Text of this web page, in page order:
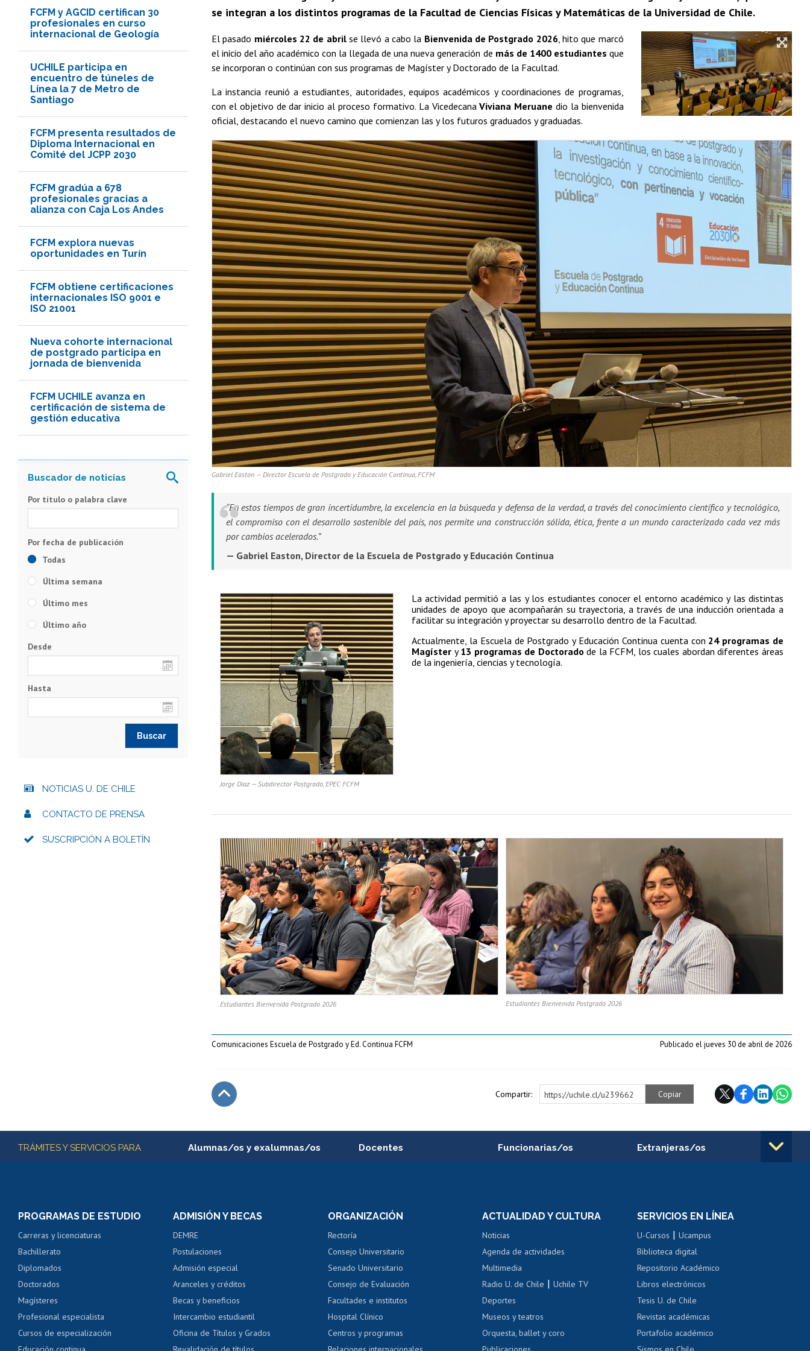
FCFM y AGCID certifican 30
profesionales en curso
internacional de Geología
UCHILE participa en
encuentro de túneles de
Línea la 7 de Metro de
Santiago
FCFM presenta resultados de
Diploma Internacional en
Comité del JCPP 2030
FCFM gradúa a 678
profesionales gracias a
alianza con Caja Los Andes
FCFM explora nuevas
oportunidades en Turín
FCFM obtiene certificaciones
internacionales ISO 9001 e
ISO 21001
Nueva cohorte internacional
de postgrado participa en
jornada de bienvenida
FCFM UCHILE avanza en
certificación de sistema de
gestión educativa
se integran a los distintos programas de la Facultad de Ciencias Físicas y Matemáticas de la Universidad de Chile.
El pasado miércoles 22 de abrilse llevó a cabo la Bienvenida de Postgrado 2026, hito que marcó
el inicio del año académico con la llegada de una nueva generación de más de 1400 estudiantes que
se incorporan o continúan con sus programas de Magíster y Doctorado de la Facultad.
La instancia reunió a estudiantes, autoridades, equipos académicos y coordinaciones de programas,
con el objetivo de dar inicio al proceso formativo. La VicedecanaViviana Meruane dio la bienvenida
oficial, destacando el nuevo camino que comienzan las y los futuros graduados y graduadas.
Gabriel Easton — Director Escuela de Postgrado y Educación Continua, FCFM
“En estos tiempos de gran incertidumbre, la excelencia en la búsqueda y defensa de la verdad, a través del conocimiento científico y tecnológico,
el compromiso con el desarrollo sostenible del país, nos permite una construcción sólida, ética, frente a un mundo caracterizado cada vez más
por cambios acelerados.”
— Gabriel Easton, Director de la Escuela de Postgrado y Educación Continua
Jorge Díaz — Subdirector Postgrado, EPEC FCFM
La actividad permitió a las y los estudiantes conocer el entorno académico y las distintas
unidades de apoyo que acompañarán su trayectoria, a través de una inducción orientada a
facilitar su integración y proyectar su desarrollo dentro de la Facultad.
Actualmente, la Escuela de Postgrado y Educación Continua cuenta con 24 programas de
Magíster y13 programas de Doctorado de la FCFM, los cuales abordan diferentes áreas
de la ingeniería, ciencias y tecnología.
Estudiantes Bienvenida Postgrado 2026 Estudiantes Bienvenida Postgrado 2026
Comunicaciones Escuela de Postgrado y Ed. Continua FCFM Publicado el jueves 30 de abril de 2026
Compartir: https://uchile.cl/u239662 Copiar
Por título o palabra clave
Todas
Última semana
Último mes
Último año
Desde
Hasta
NOTICIAS U. DE CHILE
CONTACTO DE PRENSA
SUSCRIPCIÓN A BOLETÍN
Más información
TRÁMITES Y SERVICIOS PARA Alumnas/os y exalumnas/os
Consulta y certificado de notas
Servicio médico y dental
Pago de arancel y crédito alumnos
Pago de arancel y crédito exalumnos
Certificado de títulos y grados
Docentes
Perfeccionamiento
Evaluación docente
Calificación académica
Postulación al AUCAI
Funcionarias/os
Portal de movilidad interna
Certificado de renta
Certificado de renta
Gestión de correo uchile
Extranjeras/os
Movilidad Estudiantil
Cursos de español
Acoso laboral, sexual y violencia
PROGRAMAS DE ESTUDIO
Carreras y licenciaturas
Bachillerato
Diplomados
Doctorados
Magísteres
Profesional especialista
Cursos de especialización
ADMISIÓN Y BECAS
DEMRE
Postulaciones
Admisión especial
Aranceles y créditos
Becas y beneficios
Intercambio estudiantil
Oficina de Títulos y Grados
ORGANIZACIÓN
Rectoría
Consejo Universitario
Senado Universitario
Consejo de Evaluación
Facultades e institutos
Hospital Clínico
Centros y programas
ACTUALIDAD Y CULTURA
Noticias
Agenda de actividades
Multimedia
Radio U. de Chile |Uchile TV
Deportes
Museos y teatros
Orquesta, ballet y coro
SERVICIOS EN LÍNEA
U-Cursos |Ucampus
Biblioteca digital
Repositorio Académico
Libros electrónicos
Tesis U. de Chile
Revistas académicas
Portafolio académico